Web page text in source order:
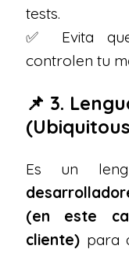
tests.
✅ Evita
controlen tu
📌 3.
Es un
(en este
cliente) para